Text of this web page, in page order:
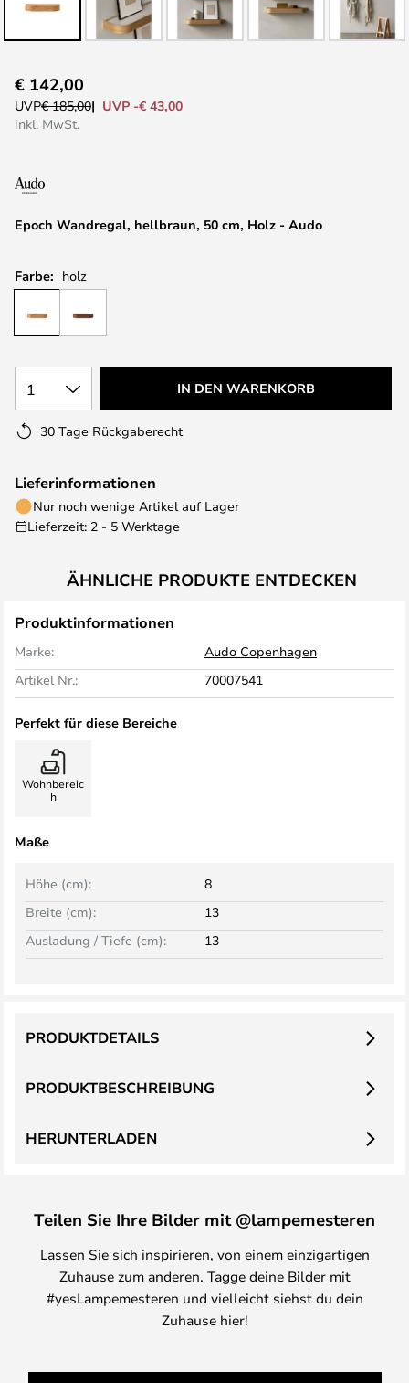
Anfang
der
Epoch Wandregal, hellbraun, 50 cm, Holz - Audo
€ 142,00
UVP€ 185,00
UVP -€ 43,00
inkl. MwSt.
Farbe: holz
1 IN DEN WARENKORB
30 Tage Rückgaberecht
Lieferinformationen
Nur noch wenige Artikel auf Lager
Lieferzeit: 2 - 5 Werktage
ÄHNLICHE PRODUKTE ENTDECKEN
Produktinformationen
Marke:
Audo Copenhagen
Artikel Nr.:
70007541
Perfekt für diese Bereiche
Wohnbereic
h
Maße
Breite (cm): 13
Höhe (cm): 8
Ausladung / Tiefe (cm): 13
PRODUKTBESCHREIBUNG
PRODUKTDETAILS
HERUNTERLADEN
Teilen Sie Ihre Bilder mit @lampemesteren
Lassen Sie sich inspirieren, von einem einzigartigen
Zuhause zum anderen. Tagge deine Bilder mit
#yesLampemesteren und vielleicht siehst du dein
Zuhause hier!